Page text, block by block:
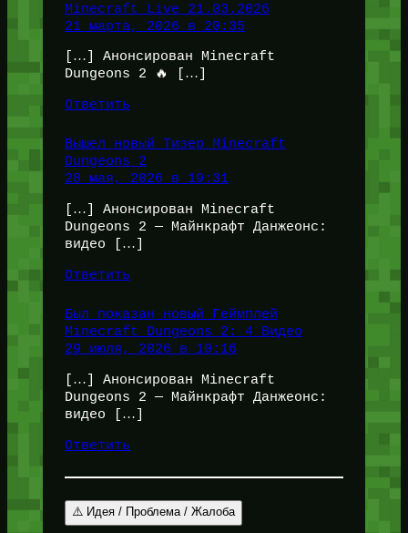
Minecraft Live 21.03.2026
21 марта, 2026 в 20:35
[…] Анонсирован Minecraft
Dungeons 2 🔥 […]
Ответить
Вышел новый Тизер Minecraft
Dungeons 2
28 мая, 2026 в 19:31
[…] Анонсирован Minecraft
Dungeons 2 — Майнкрафт Данжеонс:
видео […]
Ответить
Был показан новый Геймплей
Minecraft Dungeons 2: 4 Видео
29 июля, 2026 в 10:16
[…] Анонсирован Minecraft
Dungeons 2 — Майнкрафт Данжеонс:
видео […]
Ответить
⚠️ Идея / Проблема / Жалоба